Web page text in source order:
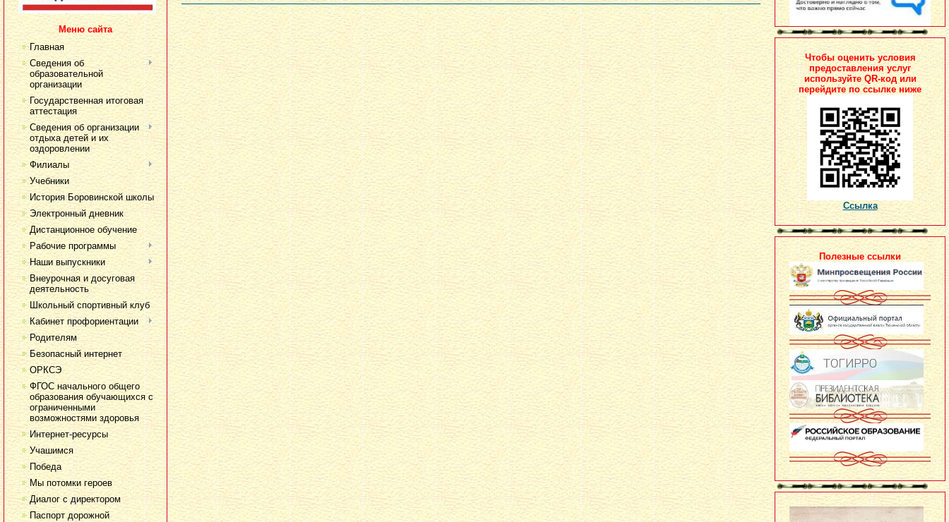
Меню сайта
Главная
Сведения об
образовательной
организации
Государственная итоговая
аттестация
Сведения об организации
отдыха детей и их
оздоровлении
Филиалы
Учебники
История Боровинской школы
Электронный дневник
Дистанционное обучение
Рабочие программы
Наши выпускники
Внеурочная и досуговая
деятельность
Школьный спортивный клуб
Кабинет профориентации
Родителям
Безопасный интернет
ОРКСЭ
ФГОС начального общего
образования обучающихся с
ограниченными
возможностями здоровья
Интернет-ресурсы
Учашимся
Победа
Мы потомки героев
Диалог с директором
Паспорт дорожной
Чтобы оценить условия
предоставления услуг
используйте QR-код или
перейдите по ссылке ниже
Ссылка
Полезные ссылки